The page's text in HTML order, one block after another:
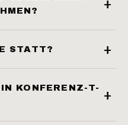
STATT?
KONFERENZ-T-